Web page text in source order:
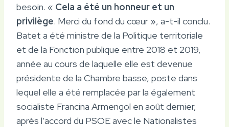
besoin. « Cela a été un honneur et un
privilège. Merci du fond du cœur », a-t-il conclu.
Batet a été ministre de la Politique territoriale
et de la Fonction publique entre 2018 et 2019,
année au cours de laquelle elle est devenue
présidente de la Chambre basse, poste dans
lequel elle a été remplacée par la également
socialiste Francina Armengol en août dernier,
après l’accord du PSOE avec le Nationalistes